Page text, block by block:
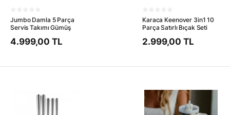
Jumbo Damla 5 Parça
Servis Takımı Gümüş
4.999,00 TL
Karaca Keenover 3in1 10
Parça Satırlı Bıçak Seti
2.999,00 TL